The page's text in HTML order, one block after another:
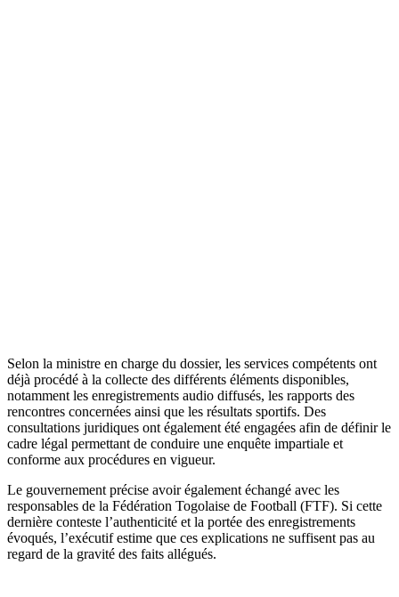
Selon la ministre en charge du dossier, les services compétents ont
déjà procédé à la collecte des différents éléments disponibles,
notamment les enregistrements audio diffusés, les rapports des
rencontres concernées ainsi que les résultats sportifs. Des
consultations juridiques ont également été engagées afin de définir le
cadre légal permettant de conduire une enquête impartiale et
conforme aux procédures en vigueur.
Le gouvernement précise avoir également échangé avec les
responsables de la Fédération Togolaise de Football (FTF). Si cette
dernière conteste l’authenticité et la portée des enregistrements
évoqués, l’exécutif estime que ces explications ne suffisent pas au
regard de la gravité des faits allégués.